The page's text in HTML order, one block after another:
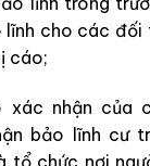
lĩnh cho các đối
cáo;
nhận của
bảo lĩnh cư
tổ chức nơi